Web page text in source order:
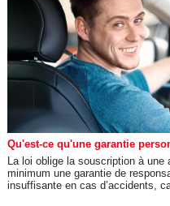
Qu'est-ce qu'une garantie
La loi oblige la souscription à
minimum une garantie de
insuffisante en cas d’accidents,